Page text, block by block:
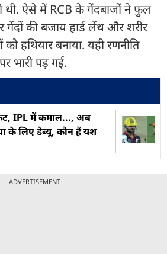
थी. ऐसे में RCB के गेंदबाजों ने फुल
गेंदों की बजाय हार्ड लेंथ और शरीर
हथियार बनाया. यही रणनीति
भारी पड़ गई.
IPL में कमाल..., अब
के लिए डेब्यू, कौन हैं यश
ADVERTISEMENT